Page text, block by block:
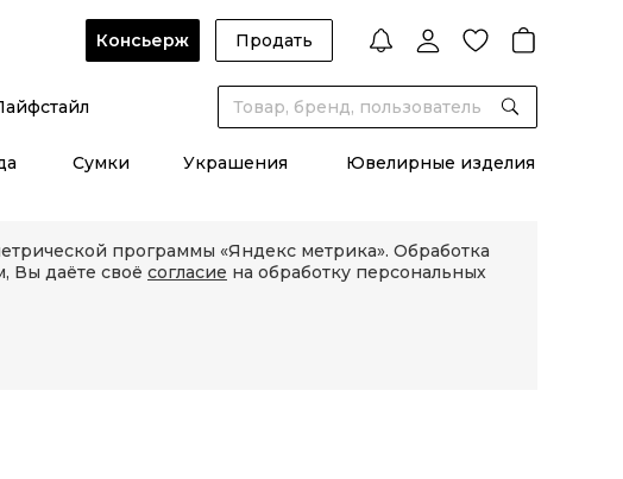
Консьерж Продать
Сумки Украшения Ювелирные изделия
программы «Яндекс метрика». Обработка
Вы даёте своё согласие на обработку персональных